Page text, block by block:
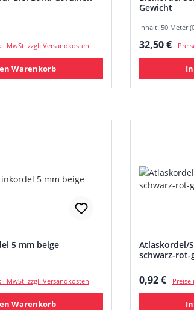
MwSt. zzgl. Versandkosten
Warenkorb
Gewicht
Inhalt: 50 Meter
Regulärer
32,50 €
5 mm beige
MwSt. zzgl. Versandkosten
Warenkorb
Atlaskordel/
schwarz-rot-
Regulärer
0,92 € Preise